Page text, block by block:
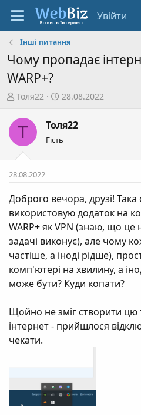
Увійти
Інші питання
Чому пропадає
WARP+?
А
т
р
т
е
и
Толя22
Д
т
с
т
р
н
н
я
28.08.2022
Т Толя22
Гість
28.08.2022
Доброго вечора, друзі! Така
використовую додаток на
WARP+ як VPN (знаю, що це
задачі виконує), але чому
частіше, а іноді рідше),
комп'ютері на хвилину, а
може бути? Куди копати?
Щойно не зміг створити цю
інтернет - прийшлося
чекати.